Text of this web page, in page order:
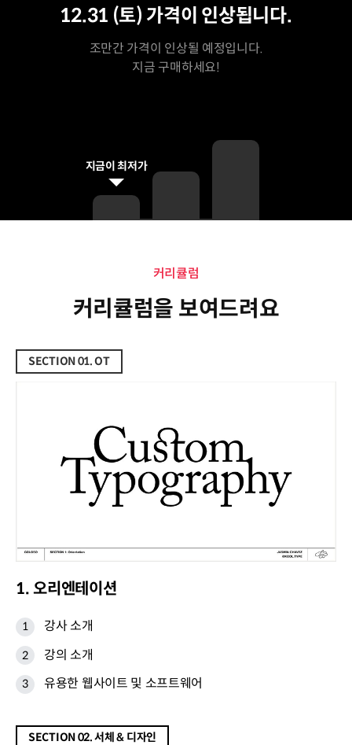
12.31 (토) 가격이 인상됩니다.
조만간 가격이 인상될 예정입니다.
지금 구매하세요!
지금이 최저가
커리큘럼
커리큘럼을 보여드려요
SECTION 01. OT
1. 오리엔테이션
강사 소개
강의 소개
유용한 웹사이트 및 소프트웨어
SECTION 02. 서체 & 디자인